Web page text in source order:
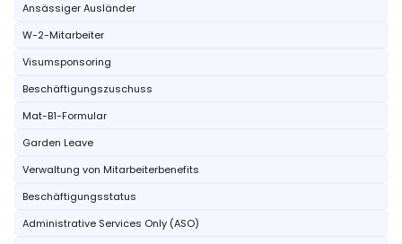
Ansässiger Ausländer
W-2-Mitarbeiter
Visumsponsoring
Beschäftigungszuschuss
Mat-B1-Formular
Garden Leave
Verwaltung von Mitarbeiterbenefits
Beschäftigungsstatus
Administrative Services Only (ASO)